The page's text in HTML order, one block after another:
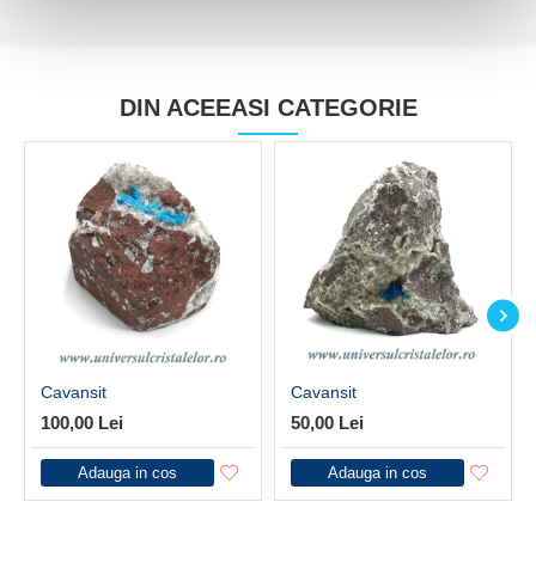
DIN ACEEASI CATEGORIE
Cavansit
100,00 Lei
Adauga in cos
Cavansit
50,00 Lei
Adauga in cos